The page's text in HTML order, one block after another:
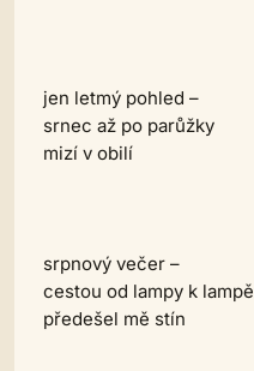
jen letmý pohled –
srnec až po parůžky
mizí v obilí
srpnový večer –
cestou od lampy k lampě
předešel mě stín